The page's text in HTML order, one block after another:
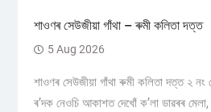
শাওণৰ সেউজীয়া গাঁথা – ৰুমী কলিতা দত্ত
5 Aug 2026
শাওণৰ সেউজীয়া গাঁথা ৰুমী কলিতা দত্ত ২
ৰ’দক নেওচি আকাশত দেখোঁ ক’লা ডাৱৰৰ